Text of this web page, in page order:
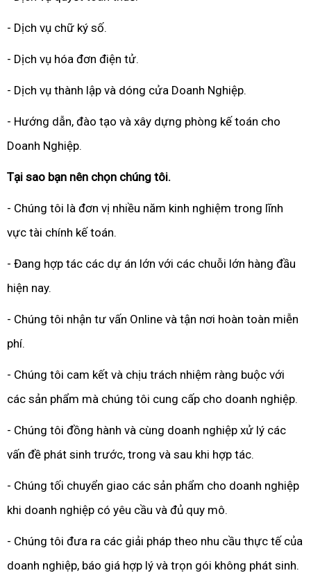
- Dịch vụ chữ ký số.
- Dịch vụ hóa đơn điện tử.
- Dịch vụ thành lập và dóng cửa Doanh Nghiệp.
- Hướng dẫn, đào tạo và xây dựng phòng kế toán cho
Doanh Nghiệp.
Tại sao bạn nên chọn chúng tôi.
- Chúng tôi là đơn vị nhiều năm kinh nghiệm trong lĩnh
vực tài chính kế toán.
- Đang hợp tác các dự án lớn với các chuỗi lớn hàng đầu
hiện nay.
- Chúng tôi nhận tư vấn Online và tận nơi hoàn toàn miễn
phí.
- Chúng tôi cam kết và chịu trách nhiệm ràng buộc với
các sản phẩm mà chúng tôi cung cấp cho doanh nghiệp.
- Chúng tôi đồng hành và cùng doanh nghiệp xử lý các
vấn đề phát sinh trước, trong và sau khi hợp tác.
- Chúng tối chuyển giao các sản phẩm cho doanh nghiệp
khi doanh nghiệp có yêu cầu và đủ quy mô.
- Chúng tôi đưa ra các giải pháp theo nhu cầu thực tế của
doanh nghiệp, báo giá hợp lý và trọn gói không phát sinh.